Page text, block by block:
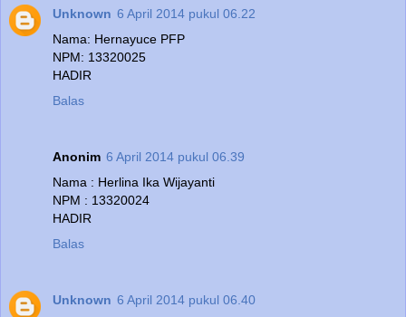
Unknown 6 April 2014 pukul 06.22
Nama: Hernayuce PFP
NPM: 13320025
HADIR
Balas
Anonim 6 April 2014 pukul 06.39
Nama : Herlina Ika Wijayanti
NPM : 13320024
HADIR
Balas
Unknown 6 April 2014 pukul 06.40